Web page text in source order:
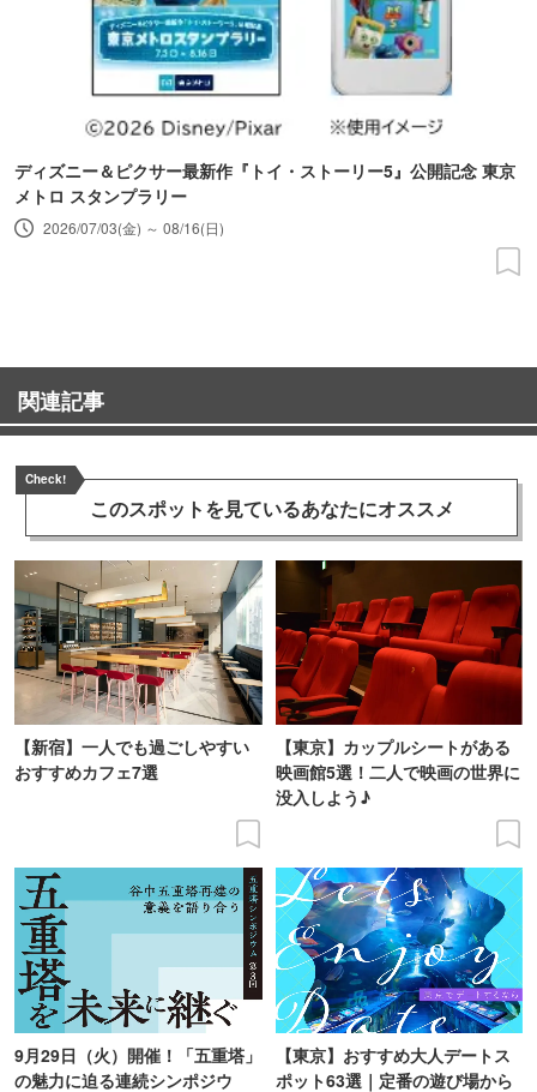
ディズニー＆ピクサー最新作『トイ・ストーリー5』公開記念 東京
メトロ スタンプラリー
2026/07/03(金) ～ 08/16(日)
関連記事
Check!
このスポットを見ているあなたにオススメ
【新宿】一人でも過ごしやすい
おすすめカフェ7選
【東京】カップルシートがある
映画館5選！二人で映画の世界に
没入しよう♪
9月29日（火）開催！「五重塔」
の魅力に迫る連続シンポジウ
【東京】おすすめ大人デートス
ポット63選｜定番の遊び場から